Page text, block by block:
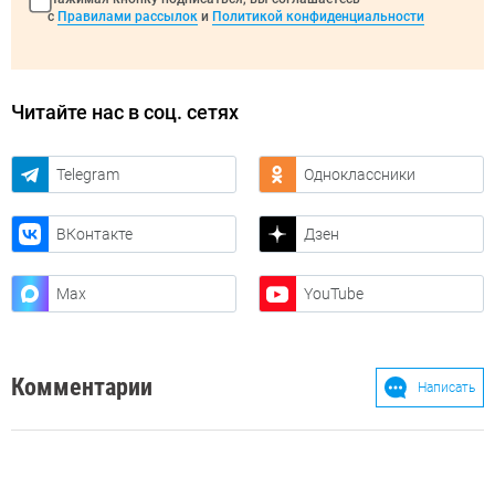
с Правилами рассылок и Политикой конфиденциальности
Читайте нас в соц. сетях
Telegram Одноклассники
ВКонтакте Дзен
Max YouTube
Комментарии Написать